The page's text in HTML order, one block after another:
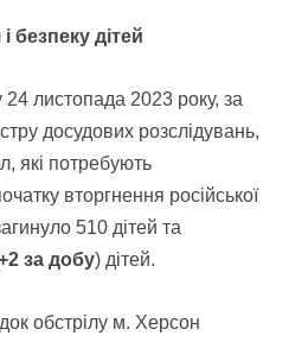
безпеку дітей
листопада 2023 року, за
досудових розслідувань,
які потребують
вторгнення російської
510 дітей та
за добу) дітей.
обстрілу м. Херсон